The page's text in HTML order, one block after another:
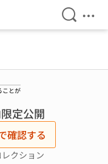
検索を
メ
ことが
定公開
確認する
クション